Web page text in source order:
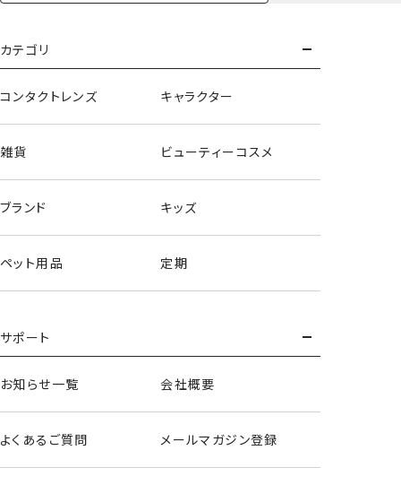
カテゴリ
コンタクトレンズ キャラクター
雑貨 ビューティーコスメ
ブランド キッズ
ペット用品 定期
サポート
お知らせ一覧 会社概要
よくあるご質問 メールマガジン登録